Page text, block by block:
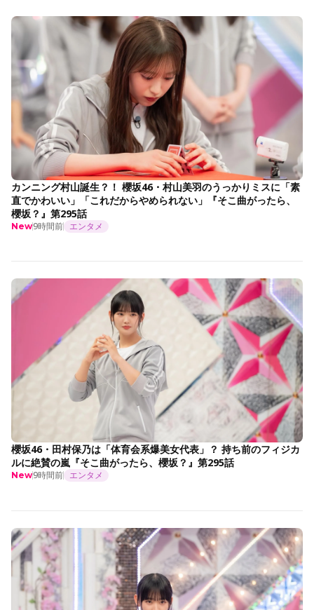
カンニング村山誕生？！ 櫻坂46・村山美羽のうっかりミスに「素
直でかわいい」「これだからやめられない」『そこ曲がったら、
櫻坂？』第295話
New9時間前 エンタメ
櫻坂46・田村保乃は「体育会系爆美女代表」？ 持ち前のフィジカ
ルに絶賛の嵐『そこ曲がったら、櫻坂？』第295話
New9時間前 エンタメ